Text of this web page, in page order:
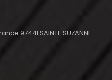
97441 SAINTE SUZANNE